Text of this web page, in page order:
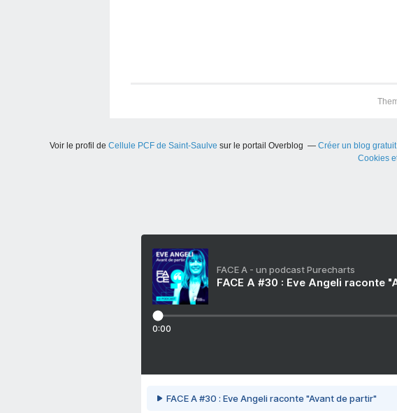
Voir le profil de Cellule PCF de Saint-Saulve sur le portail Overblog Créer un blog
Cookies
FACE A - un podcast Purecharts
FACE A #30 : Eve Angeli raconte
0:00
FACE A #30 : Eve Angeli raconte "Avant de partir"